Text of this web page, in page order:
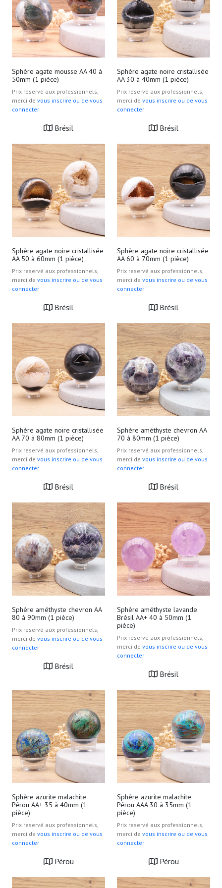
notre site avec nos partenaires de médias sociaux, de
publicité et d'analyse, qui peuvent combiner celles-ci
avec d'autres informations que vous leur avez fournies
ou qu'ils ont collectées lors de votre utilisation de leurs
services.
Sphère agate mousse AA 40 à
50mm (1 pièce)
Prix reservé aux professionnels,
merci de vous inscrire ou de vous
connecter
Brésil
Sphère agate noire cristallisée
AA 30 à 40mm (1 pièce)
Prix reservé aux professionnels,
merci de vous inscrire ou de vous
connecter
Brésil
Sphère agate noire cristallisée
AA 50 à 60mm (1 pièce)
Prix reservé aux professionnels,
merci de vous inscrire ou de vous
connecter
Brésil
Sphère agate noire cristallisée
AA 60 à 70mm (1 pièce)
Prix reservé aux professionnels,
merci de vous inscrire ou de vous
connecter
Brésil
Sphère agate noire cristallisée
AA 70 à 80mm (1 pièce)
Prix reservé aux professionnels,
merci de vous inscrire ou de vous
connecter
Brésil
Sphère améthyste chevron AA
70 à 80mm (1 pièce)
Prix reservé aux professionnels,
merci de vous inscrire ou de vous
connecter
Brésil
Sphère améthyste chevron AA
80 à 90mm (1 pièce)
Prix reservé aux professionnels,
merci de vous inscrire ou de vous
connecter
Brésil
Sphère améthyste lavande
Brésil AA+ 40 à 50mm (1
pièce)
Prix reservé aux professionnels,
merci de vous inscrire ou de vous
connecter
Brésil
Sphère azurite malachite
Pérou AA+ 35 à 40mm (1
pièce)
Prix reservé aux professionnels,
merci de vous inscrire ou de vous
connecter
Pérou
Sphère azurite malachite
Pérou AAA 30 à 35mm (1
pièce)
Prix reservé aux professionnels,
merci de vous inscrire ou de vous
connecter
Pérou